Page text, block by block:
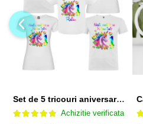
Set de 5 tricouri aniversare pentru nasi, parinti si copil, personalizate cu nume, varsta si mesaj "Motivul fericirii lor" model Unicorn
Achizitie verificata